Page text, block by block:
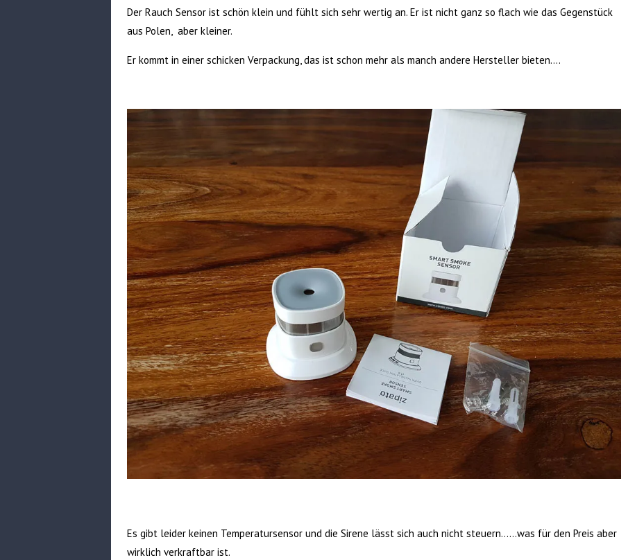
Der Rauch Sensor ist schön klein und fühlt sich sehr wertig an. Er ist nicht ganz so flach wie das Gegenstück
aus Polen, aber kleiner.
Er kommt in einer schicken Verpackung, das ist schon mehr als manch andere Hersteller bieten….
Es gibt leider keinen Temperatursensor und die Sirene lässt sich auch nicht steuern……was für den Preis aber
wirklich verkraftbar ist.